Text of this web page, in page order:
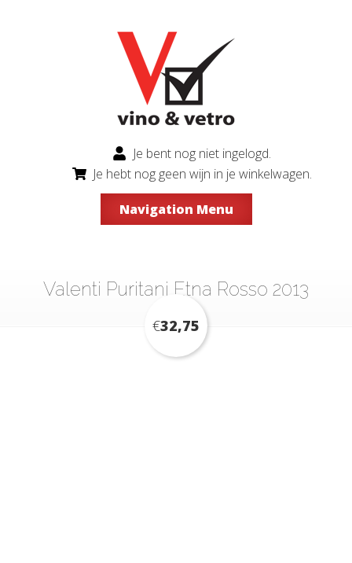
Je bent nog niet ingelogd.
Je hebt nog geen wijn in je winkelwagen.
Navigation Menu
Valenti Puritani Etna Rosso 2013
€32,75